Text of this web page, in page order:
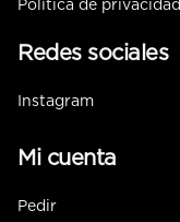
Política de privacidad
Redes sociales
Instagram
Mi cuenta
Pedir